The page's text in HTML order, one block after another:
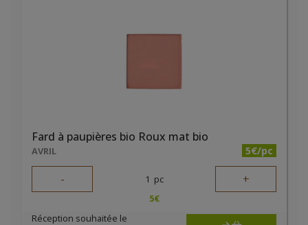
Fard à paupières bio Roux mat bio
AVRIL 5€/pc
- 1 pc +
5€
Réception souhaitée le